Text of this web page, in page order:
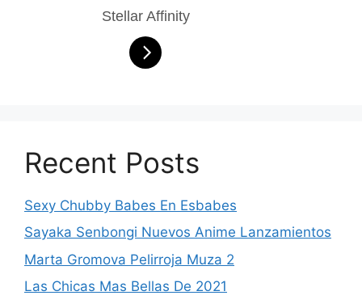
Stellar Affinity
Recent Posts
Sexy Chubby Babes En Esbabes
Sayaka Senbongi Nuevos Anime Lanzamientos
Marta Gromova Pelirroja Muza 2
Las Chicas Mas Bellas De 2021